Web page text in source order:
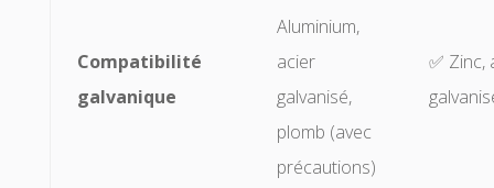
Compatibilité
galvanique
Aluminium,
acier
galvanisé,
plomb (avec
précautions)
✅ Zinc,